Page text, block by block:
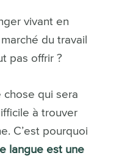
vivant en
du travail
pas offrir ?
chose qui sera
à trouver
C’est pourquoi
langue est une